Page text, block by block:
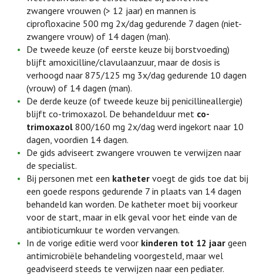
zwangere vrouwen (> 12 jaar) en mannen is
ciprofloxacine 500 mg 2x/dag gedurende 7 dagen (niet-
zwangere vrouw) of 14 dagen (man).
De tweede keuze (of eerste keuze bij borstvoeding)
blijft amoxicilline/clavulaanzuur, maar de dosis is
verhoogd naar 875/125 mg 3x/dag gedurende 10 dagen
(vrouw) of 14 dagen (man).
De derde keuze (of tweede keuze bij penicillineallergie)
blijft co-trimoxazol. De behandelduur met co-
trimoxazol 800/160 mg 2x/dag werd ingekort naar 10
dagen, voordien 14 dagen.
De gids adviseert zwangere vrouwen te verwijzen naar
de specialist.
Bij personen met een katheter voegt de gids toe dat bij
een goede respons gedurende 7 in plaats van 14 dagen
behandeld kan worden. De katheter moet bij voorkeur
voor de start, maar in elk geval voor het einde van de
antibioticumkuur te worden vervangen.
In de vorige editie werd voor kinderen tot 12 jaar geen
antimicrobiële behandeling voorgesteld, maar wel
geadviseerd steeds te verwijzen naar een pediater.